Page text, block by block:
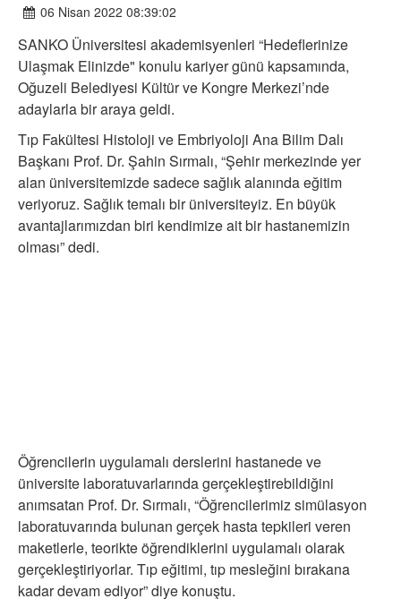
06 Nisan 2022 08:39:02
SANKO Üniversitesi akademisyenleri “Hedeflerinize
Ulaşmak Elinizde" konulu kariyer günü kapsamında,
Oğuzeli Belediyesi Kültür ve Kongre Merkezi’nde
adaylarla bir araya geldi.
Tıp Fakültesi Histoloji ve Embriyoloji Ana Bilim Dalı
Başkanı Prof. Dr. Şahin Sırmalı, “Şehir merkezinde yer
alan üniversitemizde sadece sağlık alanında eğitim
veriyoruz. Sağlık temalı bir üniversiteyiz. En büyük
avantajlarımızdan biri kendimize ait bir hastanemizin
olması” dedi.
Öğrencilerin uygulamalı derslerini hastanede ve
üniversite laboratuvarlarında gerçekleştirebildiğini
anımsatan Prof. Dr. Sırmalı, “Öğrencilerimiz simülasyon
laboratuvarında bulunan gerçek hasta tepkileri veren
maketlerle, teorikte öğrendiklerini uygulamalı olarak
gerçekleştiriyorlar. Tıp eğitimi, tıp mesleğini bırakana
kadar devam ediyor” diye konuştu.